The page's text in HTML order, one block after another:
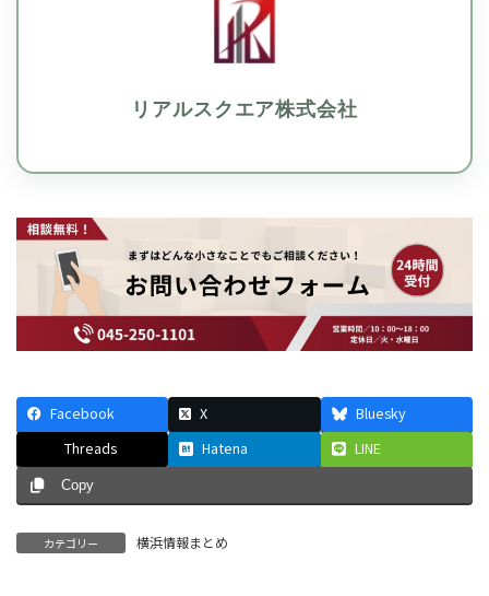
リアルスクエア株式会社
Facebook X
Bluesky
Threads
Hatena LINE
Copy
カテゴリー 横浜情報まとめ